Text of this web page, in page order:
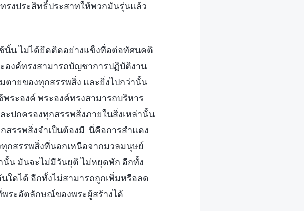
งประสิทธิ์ประสาทให้พวกมันรุ่นแล้ว
นั้น ไม่ได้ยึดติดอย่างแข็งทื่อต่อทัศนคติ
งค์ทรงสามารถบัญชาการปฏิบัติงาน
ายของทุกสรรพสิ่ง และยิ่งไปกว่านั้น
ระองค์ พระองค์ทรงสามารถบริหาร
ะปกครองทุกสรรพสิ่งภายในสิ่งเหล่านั้น
สรรพสิ่งจำเป็นต้องมี นี่คือการสำแดง
กสรรพสิ่งที่นอกเหนือจากมวลมนุษย์
นั้น มันจะไม่มีวันยุติ ไม่หยุดพัก อีกทั้ง
ใดได้ อีกทั้งไม่สามารถถูกเพิ่มหรือลด
ระอัตลักษณ์ของพระผู้สร้างได้